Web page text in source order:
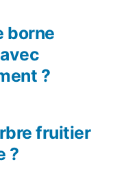
:fruitier
?
:borne
?